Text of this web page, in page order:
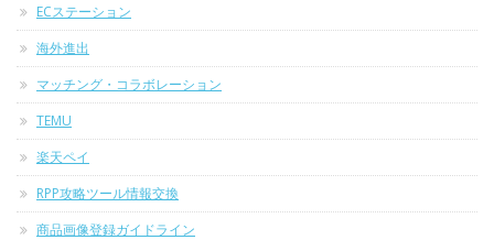
ECステーション
海外進出
マッチング・コラボレーション
TEMU
楽天ペイ
RPP攻略ツール情報交換
商品画像登録ガイドライン